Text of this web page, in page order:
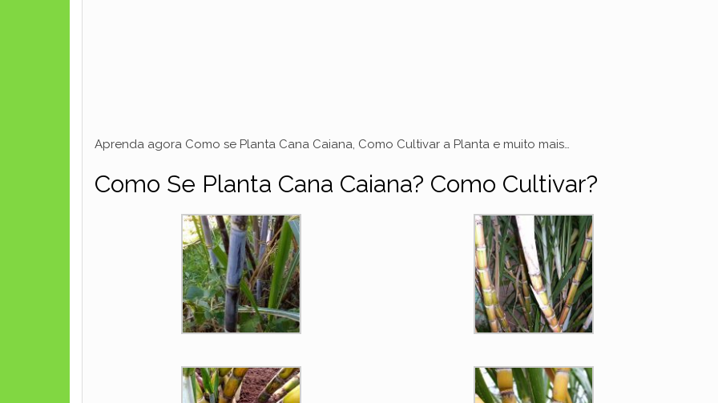
Aprenda agora Como se Planta Cana Caiana, Como Cultivar a Planta e muito mais…
Como Se Planta Cana Caiana? Como Cultivar?